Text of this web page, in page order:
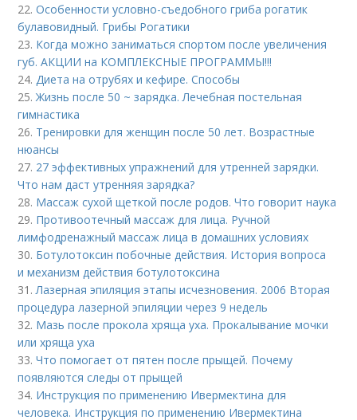
22.Особенности условно-съедобного гриба рогатик
булавовидный. Грибы Рогатики
23. Когда можно заниматься спортом после увеличения
губ. АКЦИИ на КОМПЛЕКСНЫЕ ПРОГРАММЫ!!!
24.Диета на отрубях и кефире. Способы
25.Жизнь после 50 ~ зарядка. Лечебная постельная
гимнастика
26. Тренировки для женщин после 50 лет. Возрастные
нюансы
27. 27 эффективных упражнений для утренней зарядки.
Что нам даст утренняя зарядка?
28. Массаж сухой щеткой после родов. Что говорит наука
29. Противоотечный массаж для лица. Ручной
лимфодренажный массаж лица в домашних условиях
30. Ботулотоксин побочные действия. История вопроса
и механизм действия ботулотоксина
31.Лазерная эпиляция этапы исчезновения. 2006 Вторая
процедура лазерной эпиляции через 9 недель
32. Мазь после прокола хряща уха. Прокалывание мочки
или хряща уха
33.Что помогает от пятен после прыщей. Почему
появляются следы от прыщей
34. Инструкция по применению Ивермектина для
человека. Инструкция по применению Ивермектина